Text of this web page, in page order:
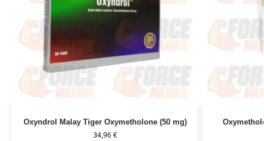
Oxyndrol Malay Tiger Oxymetholone (50 mg)
34,96€